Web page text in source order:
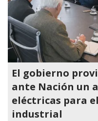
El gobierno
ante Nación un
eléctricas para
industrial